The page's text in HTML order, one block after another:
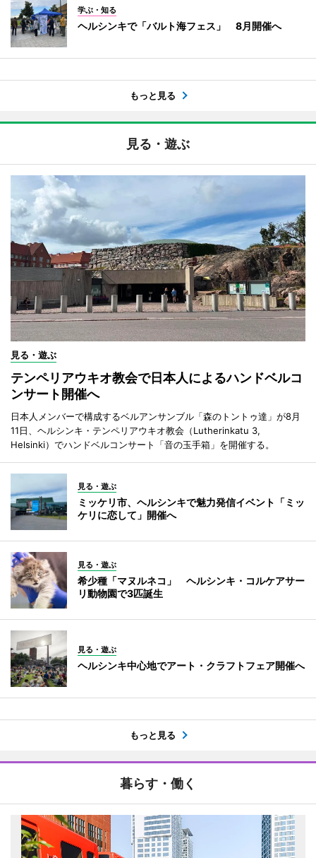
学ぶ・知る
ヘルシンキで「バルト海フェス」 8月開催へ
もっと見る
見る・遊ぶ
見る・遊ぶ
テンペリアウキオ教会で日本人によるハンドベルコ
ンサート開催へ
日本人メンバーで構成するベルアンサンブル「森のトントゥ達」が8月
11日、ヘルシンキ・テンペリアウキオ教会（Lutherinkatu 3,
Helsinki）でハンドベルコンサート「音の玉手箱」を開催する。
見る・遊ぶ
ミッケリ市、ヘルシンキで魅力発信イベント「ミッ
ケリに恋して」開催へ
見る・遊ぶ
希少種「マヌルネコ」 ヘルシンキ・コルケアサー
リ動物園で3匹誕生
見る・遊ぶ
ヘルシンキ中心地でアート・クラフトフェア開催へ
もっと見る
暮らす・働く